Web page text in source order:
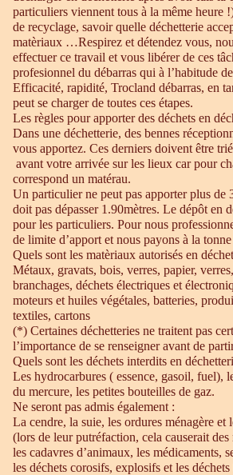
particuliers viennent tous à la même heure
de recyclage, savoir quelle déchetterie
matèriaux …Respirez et détendez vous,
effectuer ce travail et vous libérer de ces
profesionnel du débarras qui à l’habitude
Efficacité, rapidité, Trocland débarras, en
peut se charger de toutes ces étapes.
Les règles pour apporter des déchets en
Dans une déchetterie, des bennes
vous apportez. Ces derniers doivent être
avant votre arrivée sur les lieux car pour
correspond un matérau.
Un particulier ne peut pas apporter plus de
doit pas dépasser 1.90mètres. Le dépôt en
pour les particuliers. Pour nous
de limite d’apport et nous payons à la tonne
Quels sont les matèriaux autorisés en
Métaux, gravats, bois, verres, papier,
branchages, déchets électriques et
moteurs et huiles végétales, batteries,
textiles, cartons
(*) Certaines déchetteries ne traitent pas
l’importance de se renseigner avant de
Quels sont les déchets interdits en
Les hydrocarbures ( essence, gasoil, fuel),
du mercure, les petites bouteilles de gaz.
Ne seront pas admis également :
La cendre, la suie, les ordures ménagère et
(lors de leur putréfaction, cela causerait
les cadavres d’animaux, les médicaments,
les déchets corosifs, explosifs et les